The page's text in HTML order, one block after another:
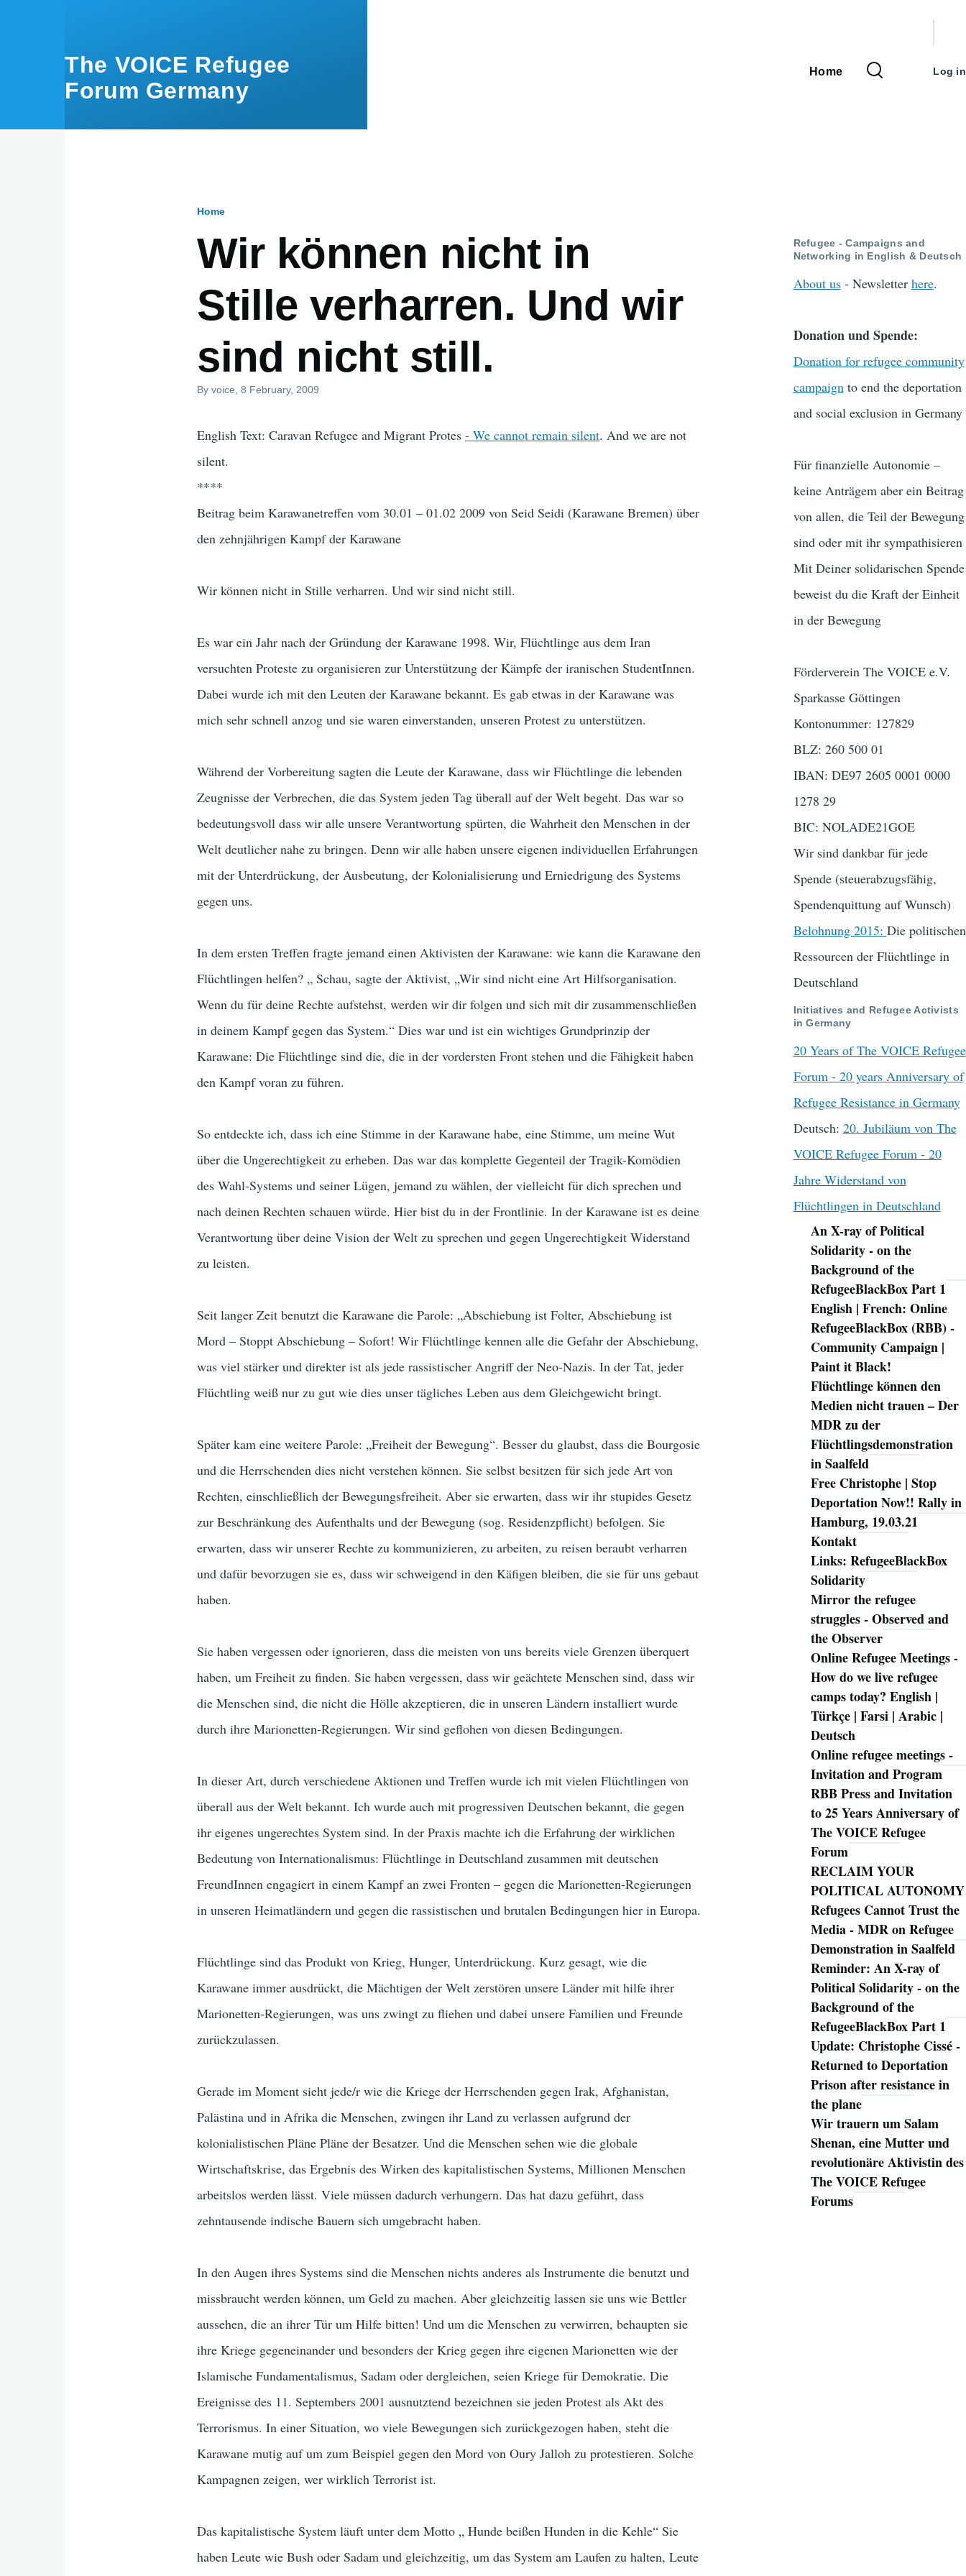
The VOICE Refugee
Forum Germany
Main
Home
menu
Log in
Home
Wir können nicht in
Stille verharren. Und wir
sind nicht still.
Byvoice , 8 February, 2009
English Text: Caravan Refugee and Migrant Protes- We cannot remain silent. And we are not
silent.
****
Beitrag beim Karawanetreffen vom 30.01 – 01.02 2009 von Seid Seidi (Karawane Bremen) über
den zehnjährigen Kampf der Karawane
Wir können nicht in Stille verharren. Und wir sind nicht still.
Es war ein Jahr nach der Gründung der Karawane 1998. Wir, Flüchtlinge aus dem Iran
versuchten Proteste zu organisieren zur Unterstützung der Kämpfe der iranischen StudentInnen.
Dabei wurde ich mit den Leuten der Karawane bekannt. Es gab etwas in der Karawane was
mich sehr schnell anzog und sie waren einverstanden, unseren Protest zu unterstützen.
Während der Vorbereitung sagten die Leute der Karawane, dass wir Flüchtlinge die lebenden
Zeugnisse der Verbrechen, die das System jeden Tag überall auf der Welt begeht. Das war so
bedeutungsvoll dass wir alle unsere Verantwortung spürten, die Wahrheit den Menschen in der
Welt deutlicher nahe zu bringen. Denn wir alle haben unsere eigenen individuellen Erfahrungen
mit der Unterdrückung, der Ausbeutung, der Kolonialisierung und Erniedrigung des Systems
gegen uns.
In dem ersten Treffen fragte jemand einen Aktivisten der Karawane: wie kann die Karawane den
Flüchtlingen helfen? „ Schau, sagte der Aktivist, „Wir sind nicht eine Art Hilfsorganisation.
Wenn du für deine Rechte aufstehst, werden wir dir folgen und sich mit dir zusammenschließen
in deinem Kampf gegen das System.“ Dies war und ist ein wichtiges Grundprinzip der
Karawane: Die Flüchtlinge sind die, die in der vordersten Front stehen und die Fähigkeit haben
den Kampf voran zu führen.
So entdeckte ich, dass ich eine Stimme in der Karawane habe, eine Stimme, um meine Wut
über die Ungerechtigkeit zu erheben. Das war das komplette Gegenteil der Tragik-Komödien
des Wahl-Systems und seiner Lügen, jemand zu wählen, der vielleicht für dich sprechen und
nach deinen Rechten schauen würde. Hier bist du in der Frontlinie. In der Karawane ist es deine
Verantwortung über deine Vision der Welt zu sprechen und gegen Ungerechtigkeit Widerstand
zu leisten.
Seit langer Zeit benutzt die Karawane die Parole: „Abschiebung ist Folter, Abschiebung ist
Mord – Stoppt Abschiebung – Sofort! Wir Flüchtlinge kennen alle die Gefahr der Abschiebung,
was viel stärker und direkter ist als jede rassistischer Angriff der Neo-Nazis. In der Tat, jeder
Flüchtling weiß nur zu gut wie dies unser tägliches Leben aus dem Gleichgewicht bringt.
Später kam eine weitere Parole: „Freiheit der Bewegung“. Besser du glaubst, dass die Bourgosie
und die Herrschenden dies nicht verstehen können. Sie selbst besitzen für sich jede Art von
Rechten, einschließlich der Bewegungsfreiheit. Aber sie erwarten, dass wir ihr stupides Gesetz
zur Beschränkung des Aufenthalts und der Bewegung (sog. Residenzpflicht) befolgen. Sie
erwarten, dass wir unserer Rechte zu kommunizieren, zu arbeiten, zu reisen beraubt verharren
und dafür bevorzugen sie es, dass wir schweigend in den Käfigen bleiben, die sie für uns gebaut
haben.
Sie haben vergessen oder ignorieren, dass die meisten von uns bereits viele Grenzen überquert
haben, um Freiheit zu finden. Sie haben vergessen, dass wir geächtete Menschen sind, dass wir
die Menschen sind, die nicht die Hölle akzeptieren, die in unseren Ländern installiert wurde
durch ihre Marionetten-Regierungen. Wir sind geflohen von diesen Bedingungen.
In dieser Art, durch verschiedene Aktionen und Treffen wurde ich mit vielen Flüchtlingen von
überall aus der Welt bekannt. Ich wurde auch mit progressiven Deutschen bekannt, die gegen
ihr eigenes ungerechtes System sind. In der Praxis machte ich die Erfahrung der wirklichen
Bedeutung von Internationalismus: Flüchtlinge in Deutschland zusammen mit deutschen
FreundInnen engagiert in einem Kampf an zwei Fronten – gegen die Marionetten-Regierungen
in unseren Heimatländern und gegen die rassistischen und brutalen Bedingungen hier in Europa.
Flüchtlinge sind das Produkt von Krieg, Hunger, Unterdrückung. Kurz gesagt, wie die
Karawane immer ausdrückt, die Mächtigen der Welt zerstören unsere Länder mit hilfe ihrer
Marionetten-Regierungen, was uns zwingt zu fliehen und dabei unsere Familien und Freunde
zurückzulassen.
Gerade im Moment sieht jede/r wie die Kriege der Herrschenden gegen Irak, Afghanistan,
Palästina und in Afrika die Menschen, zwingen ihr Land zu verlassen aufgrund der
kolonialistischen Pläne Pläne der Besatzer. Und die Menschen sehen wie die globale
Wirtschaftskrise, das Ergebnis des Wirken des kapitalistischen Systems, Millionen Menschen
arbeitslos werden lässt. Viele müssen dadurch verhungern. Das hat dazu geführt, dass
zehntausende indische Bauern sich umgebracht haben.
In den Augen ihres Systems sind die Menschen nichts anderes als Instrumente die benutzt und
missbraucht werden können, um Geld zu machen. Aber gleichzeitig lassen sie uns wie Bettler
aussehen, die an ihrer Tür um Hilfe bitten! Und um die Menschen zu verwirren, behaupten sie
ihre Kriege gegeneinander und besonders der Krieg gegen ihre eigenen Marionetten wie der
Islamische Fundamentalismus, Sadam oder dergleichen, seien Kriege für Demokratie. Die
Ereignisse des 11. Septembers 2001 ausnutztend bezeichnen sie jeden Protest als Akt des
Terrorismus. In einer Situation, wo viele Bewegungen sich zurückgezogen haben, steht die
Karawane mutig auf um zum Beispiel gegen den Mord von Oury Jalloh zu protestieren. Solche
Kampagnen zeigen, wer wirklich Terrorist ist.
Das kapitalistische System läuft unter dem Motto „ Hunde beißen Hunden in die Kehle“ Sie
haben Leute wie Bush oder Sadam und gleichzeitig, um das System am Laufen zu halten, Leute
Refugee - Campaigns and
Networking in English & Deutsch
About us- Newsletter here.
Donation und Spende:
Donation for refugee community
campaignto end the deportation
and social exclusion in Germany
Für finanzielle Autonomie –
keine Anträgem aber ein Beitrag
von allen, die Teil der Bewegung
sind oder mit ihr sympathisieren
Mit Deiner solidarischen Spende
beweist du die Kraft der Einheit
in der Bewegung
Förderverein The VOICE e.V.
Sparkasse Göttingen
Kontonummer: 127829
BLZ: 260 500 01
IBAN: DE97 2605 0001 0000
1278 29
BIC: NOLADE21GOE
Wir sind dankbar für jede
Spende (steuerabzugsfähig,
Spendenquittung auf Wunsch)
Belohnung 2015: Die politischen
Ressourcen der Flüchtlinge in
Deutschland
Initiatives and Refugee Activists
in Germany
20 Years of The VOICE Refugee
Forum - 20 years Anniversary of
Refugee Resistance in Germany
Deutsch: 20. Jubiläum von The
VOICE Refugee Forum - 20
Jahre Widerstand von
Flüchtlingen in Deutschland
Navigation
An X-ray of Political
Solidarity - on the
Background of the
RefugeeBlackBox Part 1
English | French: Online
RefugeeBlackBox (RBB) -
Community Campaign |
Paint it Black!
Flüchtlinge können den
Medien nicht trauen – Der
MDR zu der
Flüchtlingsdemonstration
in Saalfeld
Free Christophe | Stop
Deportation Now!! Rally in
Hamburg, 19.03.21
Kontakt
Links: RefugeeBlackBox
Solidarity
Mirror the refugee
struggles - Observed and
the Observer
Online Refugee Meetings -
How do we live refugee
camps today? English |
Türkçe | Farsi | Arabic |
Deutsch
Online refugee meetings -
Invitation and Program
RBB Press and Invitation
to 25 Years Anniversary of
The VOICE Refugee
Forum
RECLAIM YOUR
POLITICAL AUTONOMY
Refugees Cannot Trust the
Media - MDR on Refugee
Demonstration in Saalfeld
Reminder: An X-ray of
Political Solidarity - on the
Background of the
RefugeeBlackBox Part 1
Update: Christophe Cissé -
Returned to Deportation
Prison after resistance in
the plane
Wir trauern um Salam
Shenan, eine Mutter und
revolutionäre Aktivistin des
The VOICE Refugee
Forums